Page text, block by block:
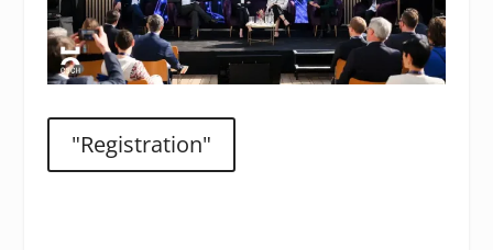
"Registration"